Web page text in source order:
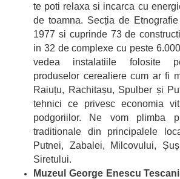
te poti relaxa si incarca cu
de toamna. Secția de
1977 si cuprinde 73 de
in 32 de complexe cu peste
vedea instalatiile folosite
produselor cerealiere cum ar fi
Raiuțu, Rachitașu, Spulber și
tehnici ce privesc economia
podgoriilor. Ne vom plimba
traditionale din principalele
Putnei, Zabalei, Milcovului,
Siretului.
Muzeul George Enescu